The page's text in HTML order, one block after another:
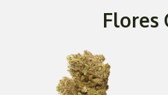
Flores